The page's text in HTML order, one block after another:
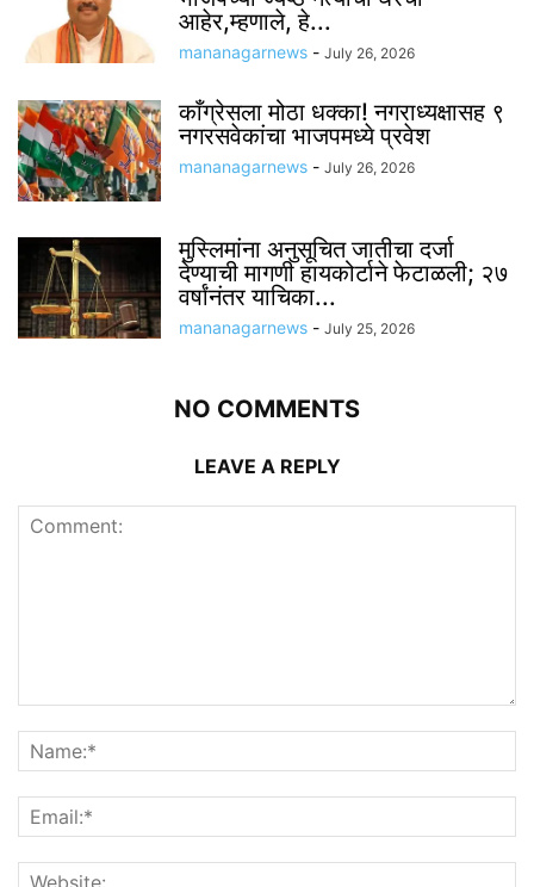
आहेर,म्हणाले, हे...
mananagarnews - July 26, 2026
काँग्रेसला मोठा धक्का! नगराध्यक्षासह ९
नगरसवेकांचा भाजपमध्ये प्रवेश
mananagarnews - July 26, 2026
मुस्लिमांना अनुसूचित जातीचा दर्जा
देण्याची मागणी हायकोर्टाने फेटाळली; २७
वर्षांनंतर याचिका...
mananagarnews - July 25, 2026
NO COMMENTS
LEAVE A REPLY